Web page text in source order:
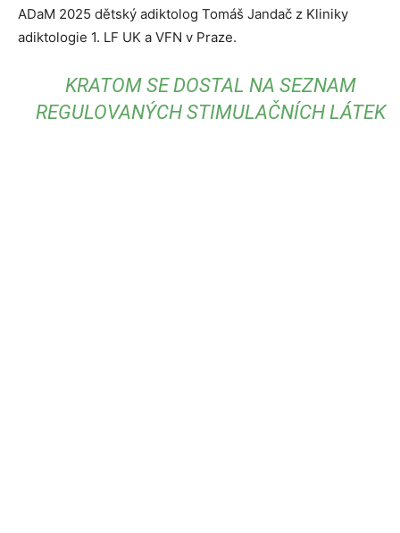
ADaM 2025 dětský adiktolog Tomáš Jandač z Kliniky
adiktologie 1. LF UK a VFN v Praze.
KRATOM SE DOSTAL NA SEZNAM
REGULOVANÝCH STIMULAČNÍCH LÁTEK